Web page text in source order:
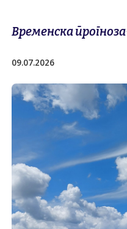
Временска прогноза
09.07.2026